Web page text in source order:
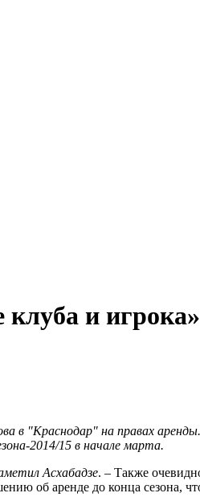
и игрока»
в "Краснодар" на правах
2014/15 в начале марта.
Асхабадзе. – Также
об аренде до конца сезона,